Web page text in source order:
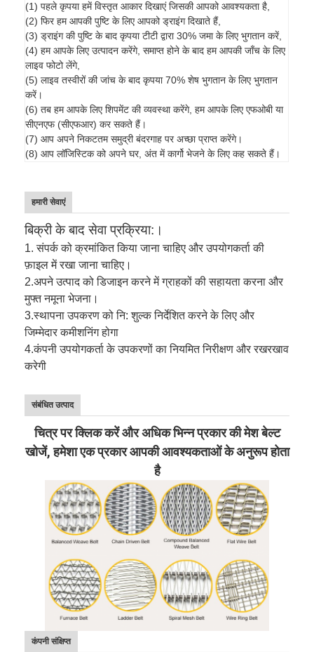
(1) पहले कृपया हमें विस्तृत आकार दिखाएं जिसकी आपको आवश्यकता है,
(2) फिर हम आपकी पुष्टि के लिए आपको ड्राइंग दिखाते हैं,
(3) ड्राइंग की पुष्टि के बाद कृपया टीटी द्वारा 30% जमा के लिए भुगतान करें,
(4) हम आपके लिए उत्पादन करेंगे, समाप्त होने के बाद हम आपकी जाँच के लिए
लाइव फोटो लेंगे,
(5) लाइव तस्वीरों की जांच के बाद कृपया 70% शेष भुगतान के लिए भुगतान
करें।
(6) तब हम आपके लिए शिपमेंट की व्यवस्था करेंगे, हम आपके लिए एफओबी या
सीएनएफ (सीएफआर) कर सकते हैं।
(7) आप अपने निकटतम समुद्री बंदरगाह पर अच्छा प्राप्त करेंगे।
(8) आप लॉजिस्टिक को अपने घर, अंत में कार्गो भेजने के लिए कह सकते हैं।
हमारी सेवाएं
बिक्री के बाद सेवा प्रक्रिया:।
1. संपर्क को क्रमांकित किया जाना चाहिए और उपयोगकर्ता की
फ़ाइल में रखा जाना चाहिए।
2.अपने उत्पाद को डिजाइन करने में ग्राहकों की सहायता करना और
मुफ्त नमूना भेजना।
3.स्थापना उपकरण को नि: शुल्क निर्देशित करने के लिए और
जिम्मेदार कमीशनिंग होगा
4.कंपनी उपयोगकर्ता के उपकरणों का नियमित निरीक्षण और रखरखाव
करेगी
संबंधित उत्पाद
चित्र पर क्लिक करें और अधिक भिन्न प्रकार की मेश बेल्ट
खोजें, हमेशा एक प्रकार आपकी आवश्यकताओं के अनुरूप होता
है
कंपनी संक्षिप्त